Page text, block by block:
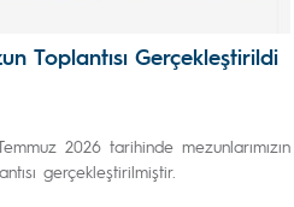
Toplantısı Gerçekleştirildi
2026 tarihinde mezunlarımızın
gerçekleştirilmiştir.